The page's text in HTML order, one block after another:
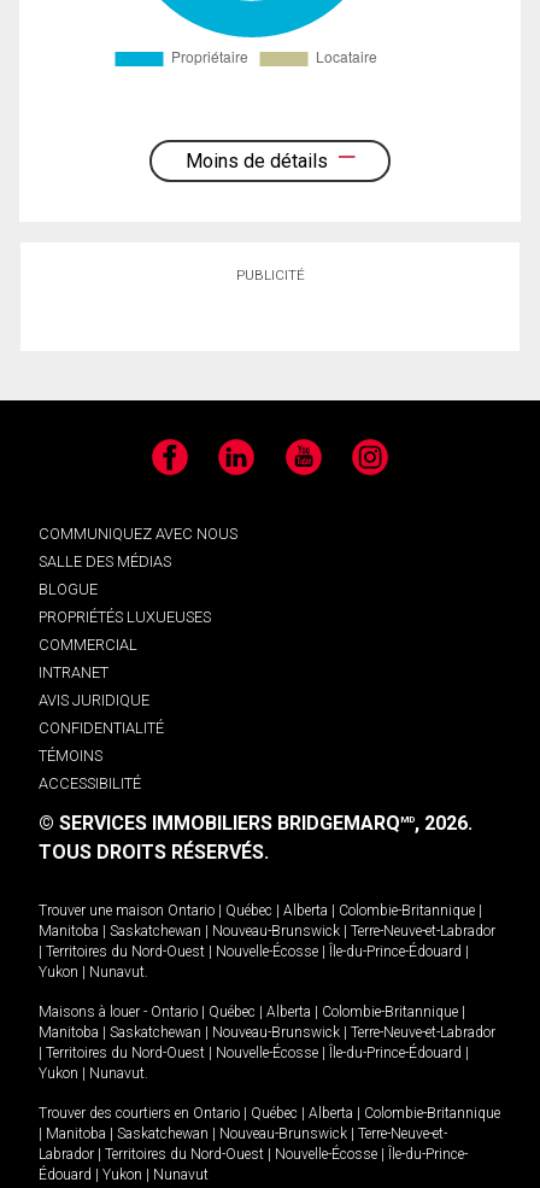
Moins de détails
PUBLICITÉ
Facebook LinkedIn YouTube Instagram
COMMUNIQUEZ AVEC NOUS
SALLE DES MÉDIAS
BLOGUE
PROPRIÉTÉS LUXUEUSES
COMMERCIAL
INTRANET
AVIS JURIDIQUE
CONFIDENTIALITÉ
TÉMOINS
ACCESSIBILITÉ
© SERVICES IMMOBILIERS BRIDGEMARQMD, 2026.
TOUS DROITS RÉSERVÉS.
Trouver une maison Ontario Québec Alberta Colombie-Britannique
Manitoba
Saskatchewan Nouveau-Brunswick
Terre-Neuve-et-Labrador
Territoires du Nord-Ouest Nouvelle-Écosse Île-du-Prince-Édouard
Yukon
Nunavut.
Maisons à louer - Ontario Québec Alberta Colombie-Britannique
Manitoba
Saskatchewan Nouveau-Brunswick
Terre-Neuve-et-Labrador
Territoires du Nord-Ouest Nouvelle-Écosse Île-du-Prince-Édouard
Yukon
Nunavut.
Trouver des courtiers en Ontario Québec Alberta
Colombie-Britannique
Manitoba Saskatchewan Nouveau-Brunswick
Terre-Neuve-et-
Labrador
Territoires du Nord-Ouest Nouvelle-Écosse
Île-du-Prince-
Édouard
Yukon Nunavut